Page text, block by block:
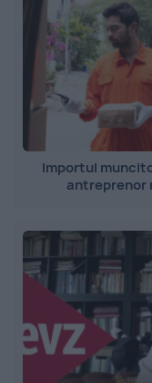
Importul
antreprenor